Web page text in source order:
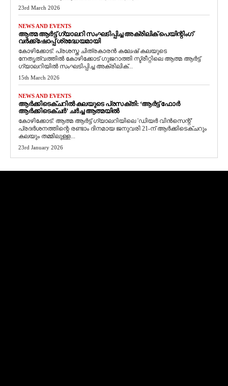
23rd March 2026
NEWS AND EVENTS
ആത്മ ആർട്ട് ഗ്യാലറി സംഘടിപ്പിച്ച അക്രിലിക് പെയിന്റിംഗ്
വർക്ക്‌ഷോപ്പ് ശ്രദ്ധേയമായി
കോഴിക്കോട്: പ്രശസ്ത ചിത്രകാരൻ കലേഷ് കലയുടെ
നേതൃത്വത്തിൽ കോഴിക്കോട് ഗുജറാത്തി സ്ട്രീറ്റിലെ ആത്മ ആർട്ട്
ഗ്യാലറിയിൽ സംഘടിപ്പിച്ച അക്രിലിക്...
15th March 2026
NEWS AND EVENTS
ആർക്കിടെക്ചറിൽ കലയുടെ പ്രസക്തി: ‘ആർട്ട് ഫോർ
ആർക്കിടെക്ചർ’ ചർച്ച ആത്മയിൽ
​കോഴിക്കോട്: ആത്മ ആർട്ട് ഗ്യാലറിയിലെ 'ഡിയർ വിൻസെന്റ്'
പ്രദർശനത്തിന്റെ രണ്ടാം ദിനമായ ജനുവരി 21-ന് ആർക്കിടെക്ചറും
കലയും തമ്മിലുള്ള...
23rd January 2026